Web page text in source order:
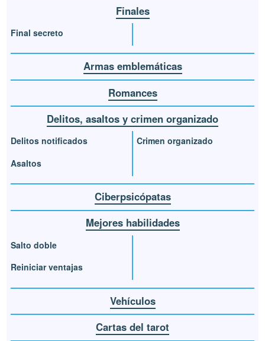
Finales
Final secreto
Armas emblemáticas
Romances
Delitos, asaltos y crimen organizado
Delitos notificados
Asaltos
Crimen organizado
Ciberpsicópatas
Mejores habilidades
Salto doble
Reiniciar ventajas
Vehículos
Cartas del tarot